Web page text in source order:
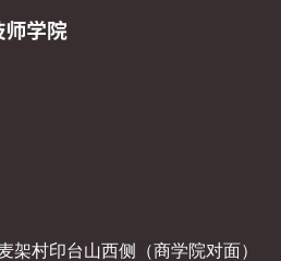
架村印台山西侧（商学院对面）